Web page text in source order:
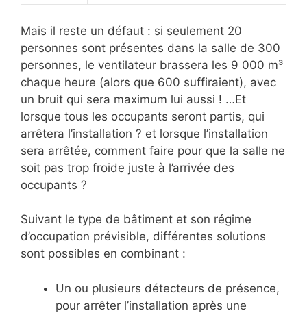
Mais il reste un défaut : si seulement 20
personnes sont présentes dans la salle de 300
personnes, le ventilateur brassera les 9 000 m³
chaque heure (alors que 600 suffiraient), avec
un bruit qui sera maximum lui aussi ! …Et
lorsque tous les occupants seront partis, qui
arrêtera l’installation ? et lorsque l’installation
sera arrêtée, comment faire pour que la salle ne
soit pas trop froide juste à l’arrivée des
occupants ?
Suivant le type de bâtiment et son régime
d’occupation prévisible, différentes solutions
sont possibles en combinant :
Un ou plusieurs détecteurs de présence,
pour arrêter l’installation après une